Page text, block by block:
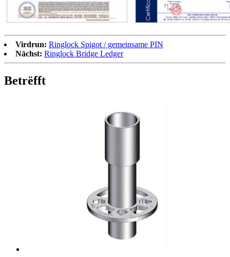
Virdrun: Ringlock Spigot / gemeinsame PIN
Nächst: Ringlock Bridge Ledger
Betrëfft